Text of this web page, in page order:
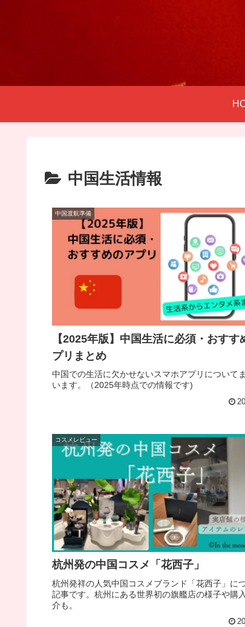
中国生活情報
中国渡航準備
【2025年版】中国生活に必須・おすす
プリまとめ
中国での生活に欠かせないスマホアプリについて
います。（2025年時点での情報です)
コスメレビュー
杭州発の中国コスメ「花西子」
杭州発祥の人気中国コスメブランド「花西子」に
記事です。杭州にある世界初の旗艦店の様子や購
介も。